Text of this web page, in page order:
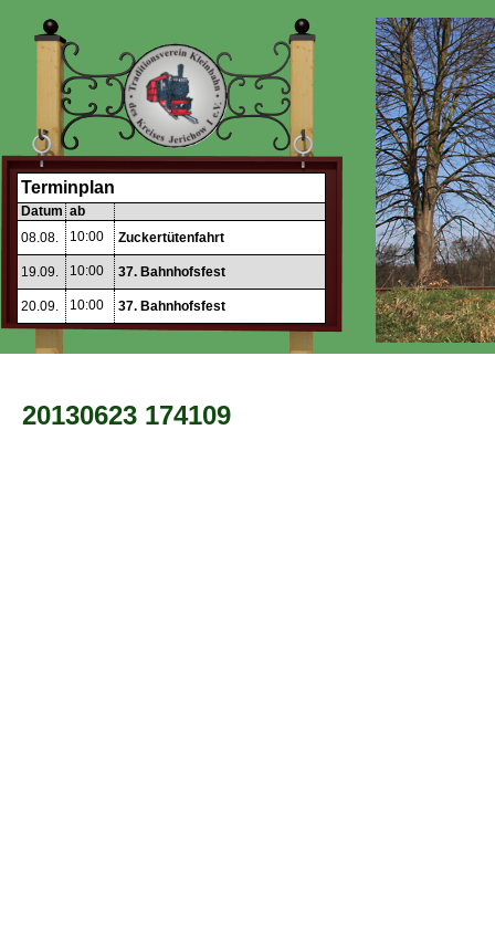
Terminplan
Datum ab
08.08.
10:00 Zuckertütenfahrt
19.09. 10:00 37. Bahnhofsfest
20.09. 10:00 37. Bahnhofsfest
20130623 174109